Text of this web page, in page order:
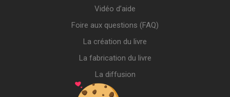
Vidéo d’aide
Foire aux questions (FAQ)
La création du livre
La fabrication du livre
La diffusion